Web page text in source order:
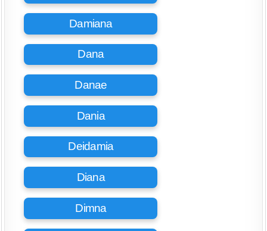
Damiana
Dana
Danae
Dania
Deidamia
Diana
Dimna